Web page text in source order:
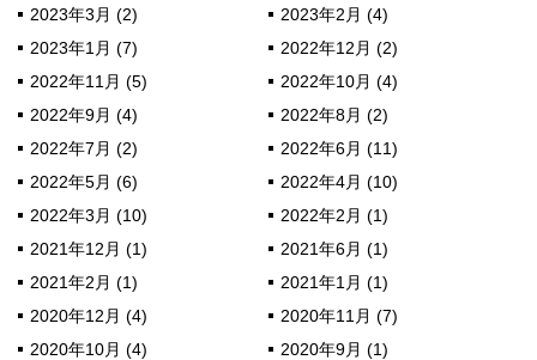
2023年3月 (2)
2023年2月 (4)
2023年1月 (7)
2022年12月 (2)
2022年11月 (5)
2022年10月 (4)
2022年9月 (4)
2022年8月 (2)
2022年7月 (2)
2022年6月 (11)
2022年5月 (6)
2022年4月 (10)
2022年3月 (10)
2022年2月 (1)
2021年12月 (1)
2021年6月 (1)
2021年2月 (1)
2021年1月 (1)
2020年12月 (4)
2020年11月 (7)
2020年10月 (4)
2020年9月 (1)